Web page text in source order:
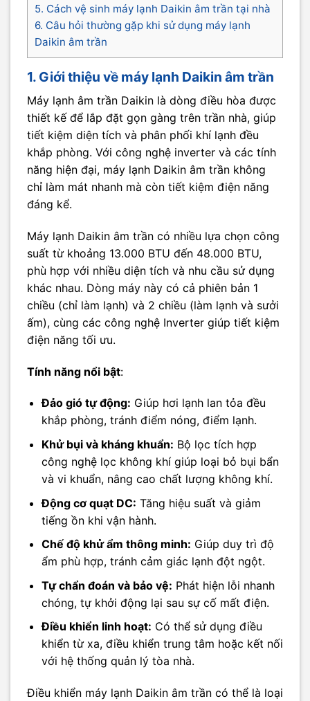
5. Cách vệ sinh máy lạnh Daikin âm trần tại nhà
6. Câu hỏi thường gặp khi sử dụng máy lạnh
Daikin âm trần
1. Giới thiệu về máy lạnh Daikin âm trần
Máy lạnh âm trần Daikin là dòng điều hòa được
thiết kế để lắp đặt gọn gàng trên trần nhà, giúp
tiết kiệm diện tích và phân phối khí lạnh đều
khắp phòng. Với công nghệ inverter và các tính
năng hiện đại, máy lạnh Daikin âm trần không
chỉ làm mát nhanh mà còn tiết kiệm điện năng
đáng kể.
Máy lạnh Daikin âm trần có nhiều lựa chọn công
suất từ khoảng 13.000 BTU đến 48.000 BTU,
phù hợp với nhiều diện tích và nhu cầu sử dụng
khác nhau. Dòng máy này có cả phiên bản 1
chiều (chỉ làm lạnh) và 2 chiều (làm lạnh và sưởi
ấm), cùng các công nghệ Inverter giúp tiết kiệm
điện năng tối ưu.
Tính năng nổi bật:
Đảo gió tự động: Giúp hơi lạnh lan tỏa đều
khắp phòng, tránh điểm nóng, điểm lạnh.
Khử bụi và kháng khuẩn: Bộ lọc tích hợp
công nghệ lọc không khí giúp loại bỏ bụi bẩn
và vi khuẩn, nâng cao chất lượng không khí.
Động cơ quạt DC: Tăng hiệu suất và giảm
tiếng ồn khi vận hành.
Chế độ khử ẩm thông minh: Giúp duy trì độ
ẩm phù hợp, tránh cảm giác lạnh đột ngột.
Tự chẩn đoán và bảo vệ: Phát hiện lỗi nhanh
chóng, tự khởi động lại sau sự cố mất điện.
Điều khiển linh hoạt: Có thể sử dụng điều
khiển từ xa, điều khiển trung tâm hoặc kết nối
với hệ thống quản lý tòa nhà.
Điều khiển máy lạnh Daikin âm trần có thể là loại